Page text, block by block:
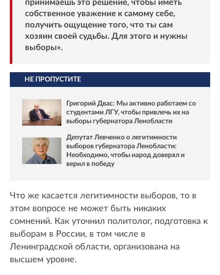
принимаешь это решение, чтобы иметь
собственное уважение к самому себе,
получить ощущение того, что ты сам
хозяин своей судьбы. Для этого и нужны
выборы».
НЕ ПРОПУСТИТЕ
Григорий Двас: Мы активно работаем со
студентами ЛГУ, чтобы привлечь их на
выборы губернатора Ленобласти
Депутат Левченко о легитимности
выборов губернатора Ленобласти:
Необходимо, чтобы народ доверял и
верил в победу
Что же касается легитимности выборов, то в
этом вопросе не может быть никаких
сомнений. Как уточнил политолог, подготовка к
выборам в России, в том числе в
Ленинградской области, организована на
высшем уровне.